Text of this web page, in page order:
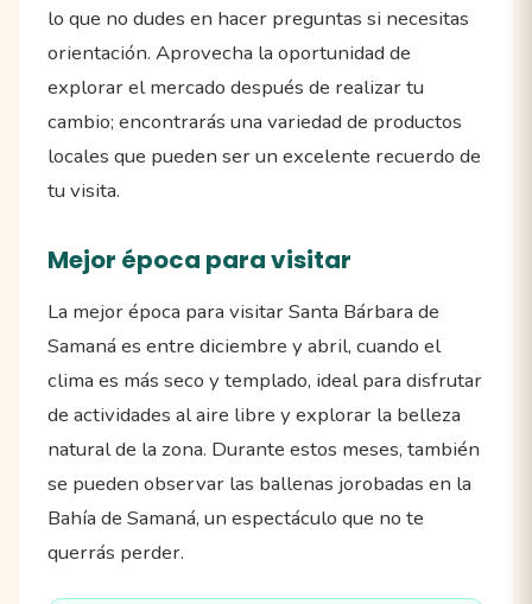
lo que no dudes en hacer preguntas si necesitas
orientación. Aprovecha la oportunidad de
explorar el mercado después de realizar tu
cambio; encontrarás una variedad de productos
locales que pueden ser un excelente recuerdo de
tu visita.
Mejor época para visitar
La mejor época para visitar Santa Bárbara de
Samaná es entre diciembre y abril, cuando el
clima es más seco y templado, ideal para disfrutar
de actividades al aire libre y explorar la belleza
natural de la zona. Durante estos meses, también
se pueden observar las ballenas jorobadas en la
Bahía de Samaná, un espectáculo que no te
querrás perder.